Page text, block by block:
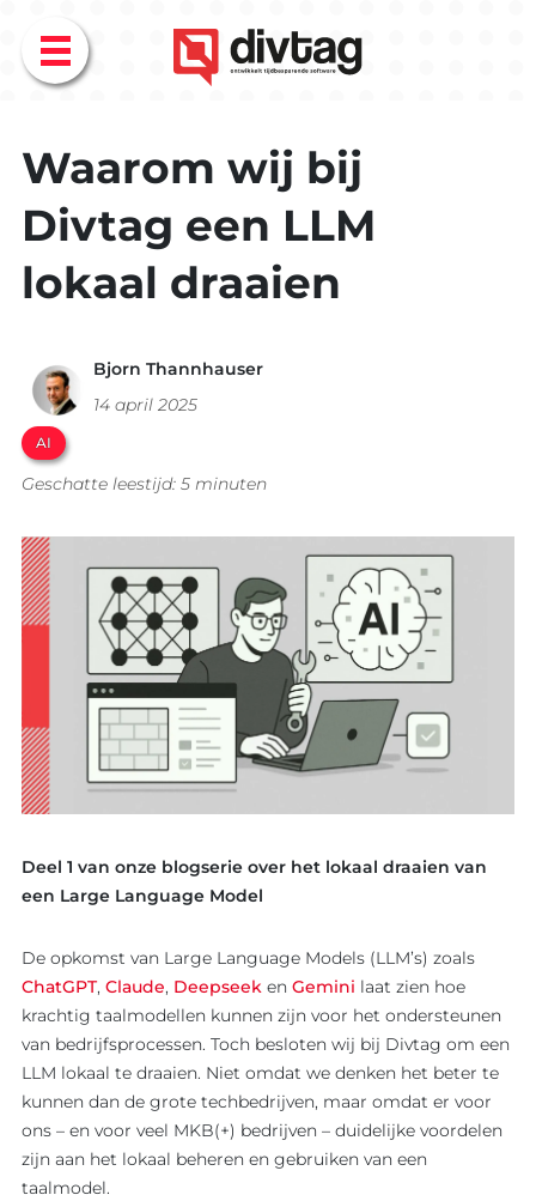
Menu
Waarom wij bij
Divtag een LLM
lokaal draaien
Bjorn Thannhauser
14 april 2025
AI
Geschatte leestijd: 5 minuten
Deel 1 van onze blogserie over het lokaal draaien van
een Large Language Model
De opkomst van Large Language Models (LLM’s) zoals
ChatGPT, Claude, Deepseek en Gemini laat zien hoe
krachtig taalmodellen kunnen zijn voor het ondersteunen
van bedrijfsprocessen. Toch besloten wij bij Divtag om een
LLM lokaal te draaien. Niet omdat we denken het beter te
kunnen dan de grote techbedrijven, maar omdat er voor
ons – en voor veel MKB(+) bedrijven – duidelijke voordelen
zijn aan het lokaal beheren en gebruiken van een
taalmodel.